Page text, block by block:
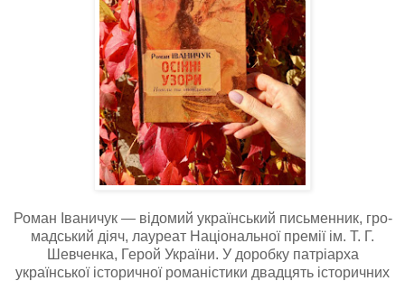
Роман Іваничук — відомий український письменник, гро­
мадський діяч, лауреат Національної премії ім. Т. Г.
Шевченка, Герой України. У доробку патріарха
української історичної романістики двадцять історичних